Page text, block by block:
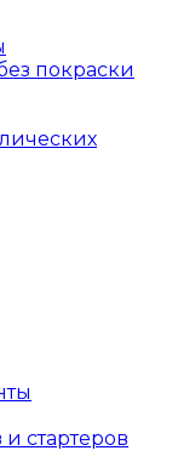
покраски
стартеров